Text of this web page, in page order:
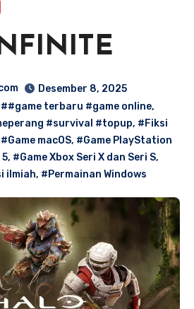
Desember 8, 2025
##game terbaru #game online,
#survival #topup, #Fiksi
#Game macOS, #Game PlayStation
, #Game Xbox Seri X dan Seri S,
ilmiah, #Permainan Windows